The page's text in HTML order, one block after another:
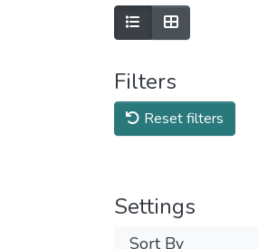
Filters
Reset filters
Settings
Sort By